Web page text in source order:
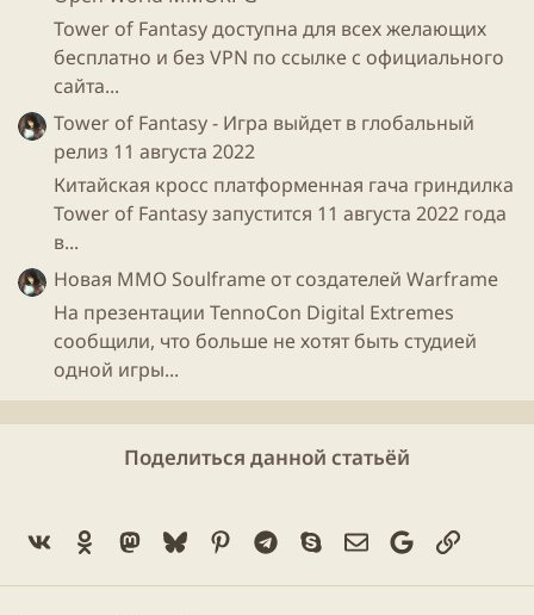
Tower of Fantasy доступна для всех желающих
бесплатно и без VPN по ссылке с официального
сайта...
Tower of Fantasy - Игра выйдет в глобальный
релиз 11 августа 2022
Китайская кросс платформенная гача гриндилка
Tower of Fantasy запустится 11 августа 2022 года
в...
Новая ММО Soulframe от создателей Warframe
На презентации TennoCon Digital Extremes
сообщили, что больше не хотят быть студией
одной игры...
Поделиться данной статьёй
Vk Ok Mastodon
BlueskyPinterestTelegram
SkypeЭлектронная
GoogleСсылка